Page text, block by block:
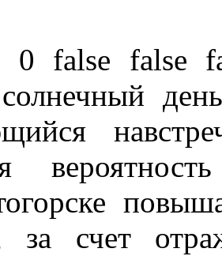
0 false false
за счет